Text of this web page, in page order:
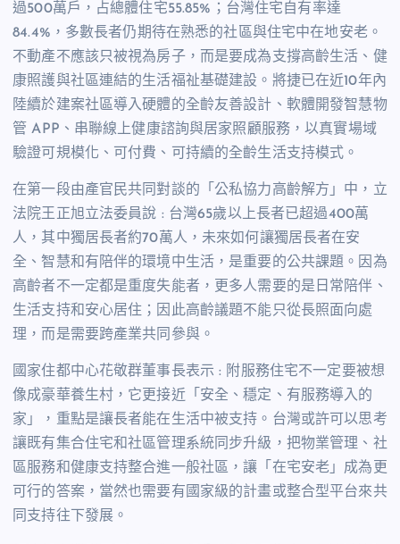
過500萬戶，占總體住宅55.85%；台灣住宅自有率達
84.4%，多數長者仍期待在熟悉的社區與住宅中在地安老。
不動產不應該只被視為房子，而是要成為支撐高齡生活、健
康照護與社區連結的生活福祉基礎建設。將捷已在近10年內
陸續於建案社區導入硬體的全齡友善設計、軟體開發智慧物
管 APP、串聯線上健康諮詢與居家照顧服務，以真實場域
驗證可規模化、可付費、可持續的全齡生活支持模式。
在第一段由產官民共同對談的「公私協力高齡解方」中，立
法院王正旭立法委員說 : 台灣65歲以上長者已超過400萬
人，其中獨居長者約70萬人，未來如何讓獨居長者在安
全、智慧和有陪伴的環境中生活，是重要的公共課題。因為
高齡者不一定都是重度失能者，更多人需要的是日常陪伴、
生活支持和安心居住；因此高齡議題不能只從長照面向處
理，而是需要跨產業共同參與。
國家住都中心花敬群董事長表示 : 附服務住宅不一定要被想
像成豪華養生村，它更接近「安全、穩定、有服務導入的
家」，重點是讓長者能在生活中被支持。台灣或許可以思考
讓既有集合住宅和社區管理系統同步升級，把物業管理、社
區服務和健康支持整合進一般社區，讓「在宅安老」成為更
可行的答案，當然也需要有國家級的計畫或整合型平台來共
同支持往下發展。